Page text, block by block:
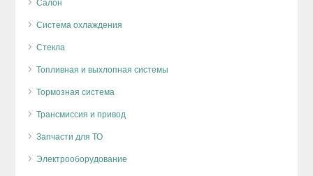
Салон
Система охлаждения
Стекла
Топливная и выхлопная системы
Тормозная система
Трансмиссия и привод
Запчасти для ТО
Электрооборудование